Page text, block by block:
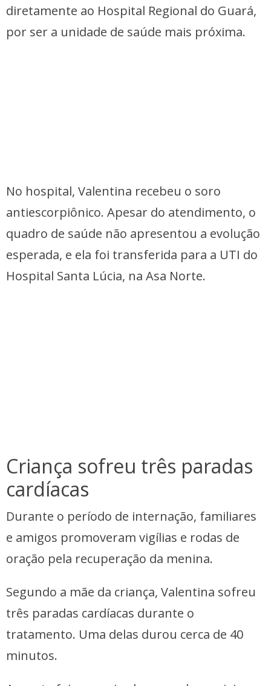
diretamente ao Hospital Regional do Guará,
por ser a unidade de saúde mais próxima.
No hospital, Valentina recebeu o soro
antiescorpiônico. Apesar do atendimento, o
quadro de saúde não apresentou a evolução
esperada, e ela foi transferida para a UTI do
Hospital Santa Lúcia, na Asa Norte.
Criança sofreu três paradas
cardíacas
Durante o período de internação, familiares
e amigos promoveram vigílias e rodas de
oração pela recuperação da menina.
Segundo a mãe da criança, Valentina sofreu
três paradas cardíacas durante o
tratamento. Uma delas durou cerca de 40
minutos.